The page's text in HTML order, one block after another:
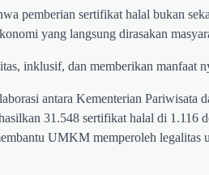
pemberian sertifikat halal bukan
yang langsung dirasakan
inklusif, dan memberikan manfaat
antara Kementerian Pariwisata
31.548 sertifikat halal di 1.116
UMKM memperoleh legalitas